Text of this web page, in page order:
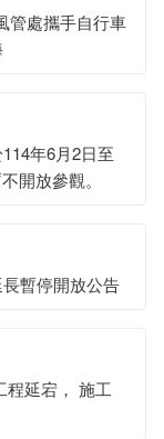
管處攜手自行車
年6月2日至
開放參觀。
暫停開放公告
程延宕， 施工